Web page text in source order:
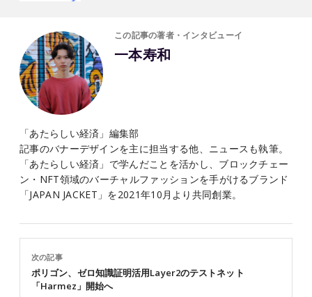
この記事の著者・インタビューイ
一本寿和
「あたらしい経済」編集部
記事のバナーデザインを主に担当する他、ニュースも執筆。
「あたらしい経済」で学んだことを活かし、ブロックチェー
ン・NFT領域のバーチャルファッションを手がけるブランド
「JAPAN JACKET」を2021年10月より共同創業。
次の記事
ポリゴン、ゼロ知識証明活用Layer2のテストネット
「Harmez」開始へ